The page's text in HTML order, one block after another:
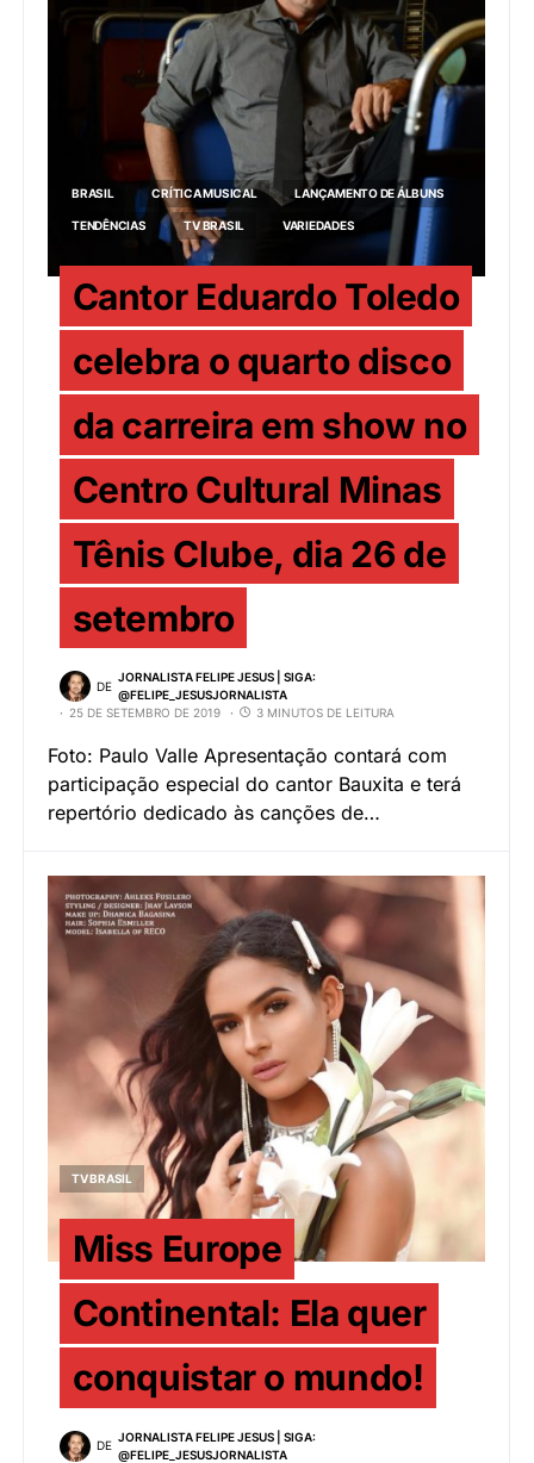
BRASIL CRÍTICA MUSICAL LANÇAMENTO DE ÁLBUNS
TENDÊNCIAS TV BRASIL VARIEDADES
Cantor Eduardo Toledo
celebra o quarto disco
da carreira em show no
Centro Cultural Minas
Tênis Clube, dia 26 de
setembro
DE
JORNALISTA FELIPE JESUS | SIGA:
@FELIPE_JESUSJORNALISTA
25 DE SETEMBRO DE 2019
3 MINUTOS DE LEITURA
Foto: Paulo Valle Apresentação contará com
participação especial do cantor Bauxita e terá
repertório dedicado às canções de…
TV BRASIL
Miss Europe
Continental: Ela quer
conquistar o mundo!
DE
JORNALISTA FELIPE JESUS | SIGA:
@FELIPE_JESUSJORNALISTA